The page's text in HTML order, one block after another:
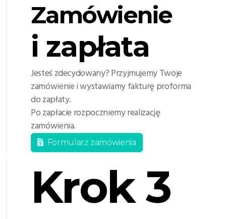
Zamówienie
i zapłata
Jesteś zdecydowany? Przyjmujemy Twoje
zamówienie i wystawiamy fakturę proforma
do zapłaty.
Po zapłacie rozpoczniemy realizację
zamówienia.
Formularz zamówienia
Krok 3